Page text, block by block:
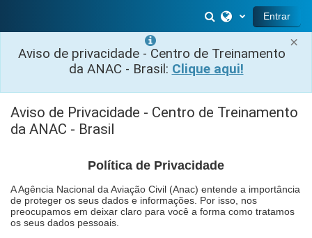
×
Aviso de privacidade - Centro de Treinamento
da ANAC - Brasil: Clique aqui!
Selector de
Entrar
Aviso de Privacidade - Centro de Treinamento
da ANAC - Brasil
Política de Privacidade
A Agência Nacional da Aviação Civil (Anac) entende a importância
de proteger os seus dados e informações. Por isso, nos
preocupamos em deixar claro para você a forma como tratamos
os seus dados pessoais.